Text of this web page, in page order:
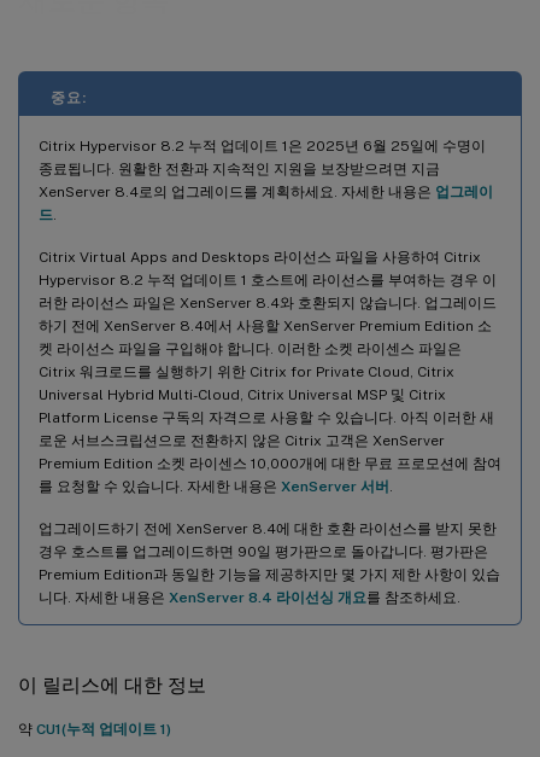
중요:
Citrix Hypervisor 8.2 누적 업데이트 1은 2025년 6월 25일에 수명이
종료됩니다. 원활한 전환과 지속적인 지원을 보장받으려면 지금
XenServer 8.4로의 업그레이드를 계획하세요. 자세한 내용은 업그레이
드
Citrix Virtual Apps and Desktops 라이선스 파일을 사용하여 Citrix
Hypervisor 8.2 누적 업데이트 1 호스트에 라이선스를 부여하는 경우 이
러한 라이선스 파일은 XenServer 8.4와 호환되지 않습니다. 업그레이드
하기 전에 XenServer 8.4에서 사용할 XenServer Premium Edition 소
켓 라이선스 파일을 구입해야 합니다. 이러한 소켓 라이센스 파일은
Citrix 워크로드를 실행하기 위한 Citrix for Private Cloud, Citrix
Universal Hybrid Multi-Cloud, Citrix Universal MSP 및 Citrix
Platform License 구독의 자격으로 사용할 수 있습니다. 아직 이러한 새
로운 서브스크립션으로 전환하지 않은 Citrix 고객은 XenServer
Premium Edition 소켓 라이센스 10,000개에 대한 무료 프로모션에 참여
를 요청할 수 있습니다. 자세한 내용은 XenServer 서버
업그레이드하기 전에 XenServer 8.4에 대한 호환 라이선스를 받지 못한
경우 호스트를 업그레이드하면 90일 평가판으로 돌아갑니다. 평가판은
Premium Edition과 동일한 기능을 제공하지만 몇 가지 제한 사항이 있습
니다. 자세한 내용은 XenServer 8.4 라이선싱 개요를 참조하세요.
이 릴리스에 대한 정보
약 CU1(누적 업데이트 1)